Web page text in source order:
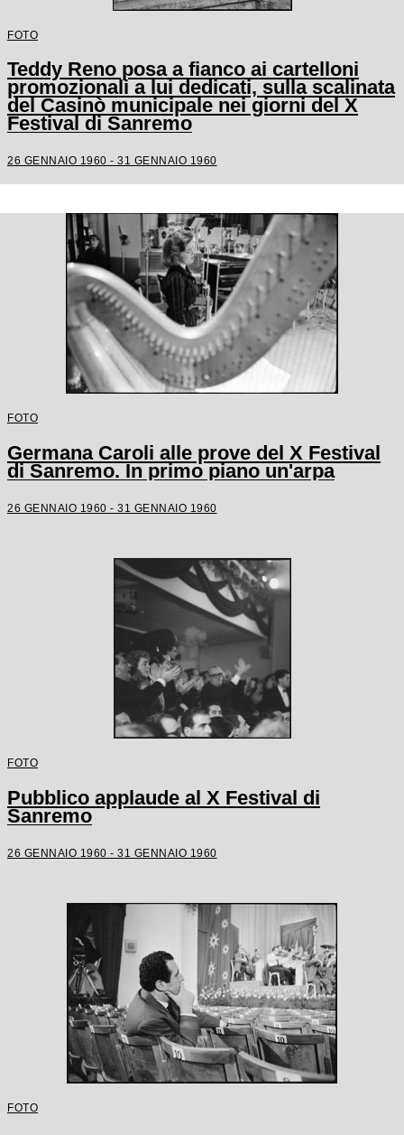
FOTO
Teddy Reno posa a fianco ai cartelloni
promozionali a lui dedicati, sulla scalinata
del Casinò municipale nei giorni del X
Festival di Sanremo
26 GENNAIO 1960 - 31 GENNAIO 1960
FOTO
Germana Caroli alle prove del X Festival
di Sanremo. In primo piano un'arpa
26 GENNAIO 1960 - 31 GENNAIO 1960
FOTO
Pubblico applaude al X Festival di
Sanremo
26 GENNAIO 1960 - 31 GENNAIO 1960
FOTO